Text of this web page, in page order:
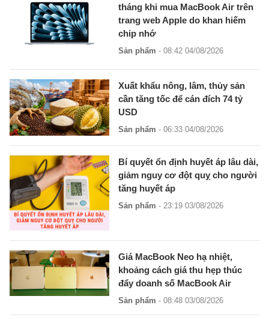
tháng khi mua MacBook Air trên
trang web Apple do khan hiếm
chip nhớ
Sản phẩm - 08:42 04/08/2026
Xuất khẩu nông, lâm, thủy sản
cần tăng tốc để cán đích 74 tỷ
USD
Sản phẩm - 06:33 04/08/2026
Bí quyết ổn định huyết áp lâu dài,
giảm nguy cơ đột quỵ cho người
tăng huyết áp
Sản phẩm - 23:19 03/08/2026
Giá MacBook Neo hạ nhiệt,
khoảng cách giá thu hẹp thúc
đẩy doanh số MacBook Air
Sản phẩm - 08:48 03/08/2026